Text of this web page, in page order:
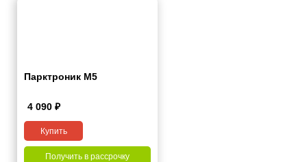
Парктроник М5
4 090 ₽
Купить
Получить в рассрочку